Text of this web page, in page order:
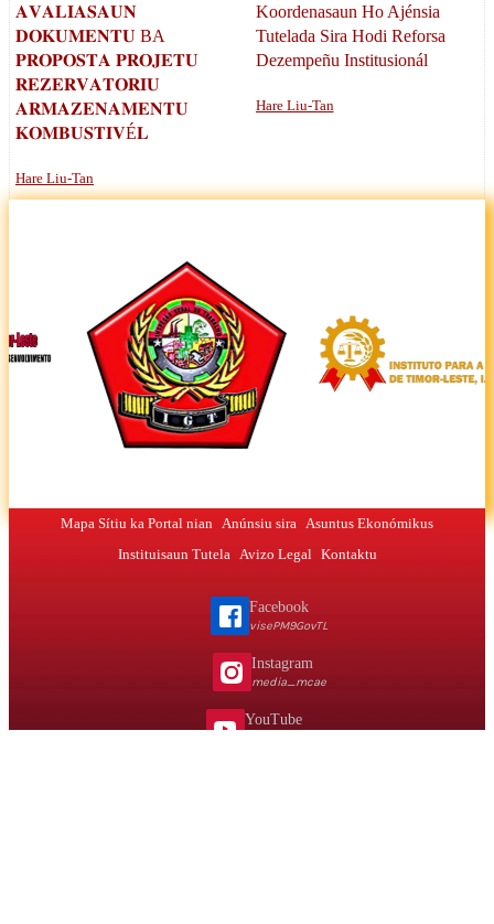
𝐀𝐕𝐀𝐋𝐈𝐀𝐒𝐀𝐔𝐍
𝐃𝐎𝐊𝐔𝐌𝐄𝐍𝐓𝐔 BA
𝐏𝐑𝐎𝐏𝐎𝐒𝐓𝐀 𝐏𝐑𝐎𝐉𝐄𝐓𝐔
𝐑𝐄𝐙𝐄𝐑𝐕𝐀𝐓𝐎𝐑𝐈𝐔
𝐀𝐑𝐌𝐀𝐙𝐄𝐍𝐀𝐌𝐄𝐍𝐓𝐔
𝐊𝐎𝐌𝐁𝐔𝐒𝐓𝐈𝐕É𝐋
Hare Liu-Tan
Koordenasaun Ho Ajénsia
Tutelada Sira Hodi Reforsa
Dezempeñu Institusionál
Hare Liu-Tan
Mapa Sítiu ka Portal nian Anúnsiu sira Asuntus Ekonómikus
Instituisaun Tutela Avizo Legal Kontaktu
Facebook
visePM9GovTL
Instagram
media_mcae
YouTube